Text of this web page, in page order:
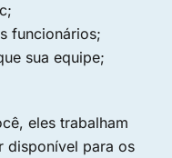
funcionários;
sua equipe;
eles trabalham
disponível para os